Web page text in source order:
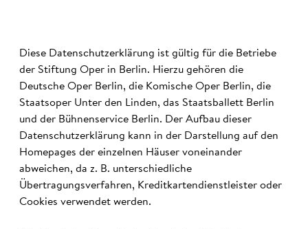
Diese Datenschutzerklärung ist gültig für die Betriebe
der Stiftung Oper in Berlin. Hierzu gehören die
Deutsche Oper Berlin, die Komische Oper Berlin, die
Staatsoper Unter den Linden, das Staatsballett Berlin
und der Bühnenservice Berlin. Der Aufbau dieser
Datenschutzerklärung kann in der Darstellung auf den
Homepages der einzelnen Häuser voneinander
abweichen, da z. B. unterschiedliche
Übertragungsverfahren, Kreditkartendienstleister oder
Cookies verwendet werden.